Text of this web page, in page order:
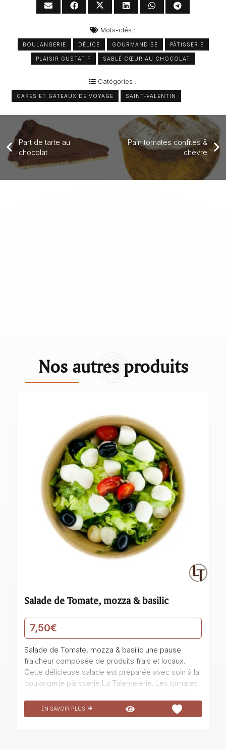
Mots-clés :
BOULANGERIE DÉLICE GOURMANDISE PÂTISSERIE
PLAISIR GUSTATIF SABLÉ CŒUR AU CHOCOLAT
Catégories :
CAKES ET GÂTEAUX DE VOYAGE SAINT-VALENTIN
Part de tarte au
chocolat
Pain tomates confites &
chèvre
Nos autres produits
Salade de Tomate, mozza & basilic
7,50€
Salade de Tomate, mozza & basilic une pause
fraicheur composée de produits frais et locaux.
Cette délicieuse salade est préparée avec soin à la
boulangerie pâtisserie La Talemelerie. Les tomates
tomates cerises sucrées, les olives noires
savoureuses et le basilic frais se marient
EN SAVOIR PLUS